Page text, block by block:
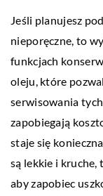
Jeśli planujesz
nieporęczne, to
funkcjach
oleju, które
serwisowania
zapobiegają
staje się
są lekkie i
aby zapobiec